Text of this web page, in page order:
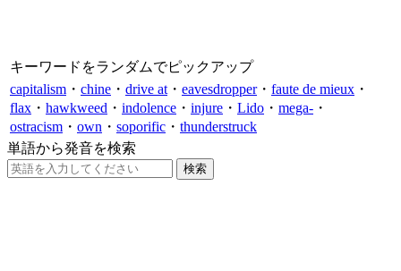
キーワードをランダムでピックアップ
capitalism ・ chine ・ drive at ・ eavesdropper・ faute de mieux ・
flax ・ hawkweed ・ indolence ・ injure ・ Lido ・ mega- ・
ostracism ・ own ・ soporific ・ thunderstruck
単語から発音を検索